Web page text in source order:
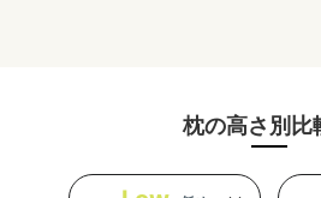
枕の高さ別比